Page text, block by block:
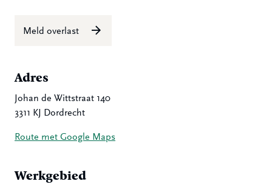
Meld overlast
Adres
Johan de Wittstraat 140
3311 KJ Dordrecht
Route met Google Maps
Werkgebied